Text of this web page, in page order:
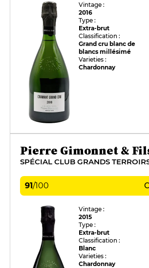
Vintage :
2016
Type :
Extra-brut
Classification :
Grand cru blanc de
blancs millésimé
Varieties :
Chardonnay
Pierre Gimonnet &
91/100
Vintage :
2015
Type :
Extra-brut
Classification :
Blanc
Varieties :
Chardonnay